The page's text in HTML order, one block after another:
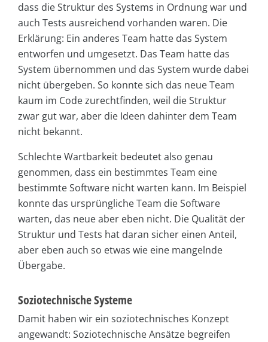
dass die Struktur des Systems in Ordnung war und
auch Tests ausreichend vorhanden waren. Die
Erklärung: Ein anderes Team hatte das System
entworfen und umgesetzt. Das Team hatte das
System übernommen und das System wurde dabei
nicht übergeben. So konnte sich das neue Team
kaum im Code zurechtfinden, weil die Struktur
zwar gut war, aber die Ideen dahinter dem Team
nicht bekannt.
Schlechte Wartbarkeit bedeutet also genau
genommen, dass ein bestimmtes Team eine
bestimmte Software nicht warten kann. Im Beispiel
konnte das ursprüngliche Team die Software
warten, das neue aber eben nicht. Die Qualität der
Struktur und Tests hat daran sicher einen Anteil,
aber eben auch so etwas wie eine mangelnde
Übergabe.
Soziotechnische Systeme
Damit haben wir ein soziotechnisches Konzept
angewandt: Soziotechnische Ansätze begreifen